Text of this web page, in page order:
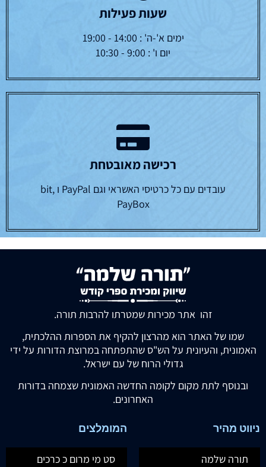
שעות פעילות
ימים א'-ה' : 14:00 - 19:00
יום ו' : 9:00 - 10:30
רכישה מאובטחת
עובדים עם כל כרטיסי האשראי וגם PayPal ו bit,
PayBox
זהו אתר מכירות שמטרתו להרבות תורה.
שמו של האתר הוא מהרצון להקיף את הספרות ההלכתית,
האמונית, והעיונית על הש"ס שהתפתחה במרוצת הדורות על ידי
גדולי הרוח של עם ישראל.
ובנוסף לתת מקום לקומה החדשה האמונית שצמחה בדורות
האחרונים.
ניווט מהיר
תורה שלמה
המומלצים
סט מי מרום כ כרכים